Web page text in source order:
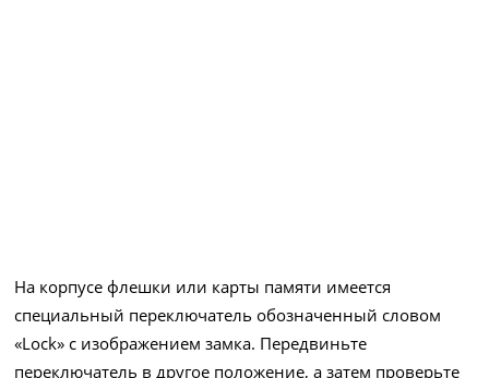
На корпусе флешки или карты памяти имеется
специальный переключатель обозначенный словом
«Lock» с изображением замка. Передвиньте
переключатель в другое положение, а затем проверьте